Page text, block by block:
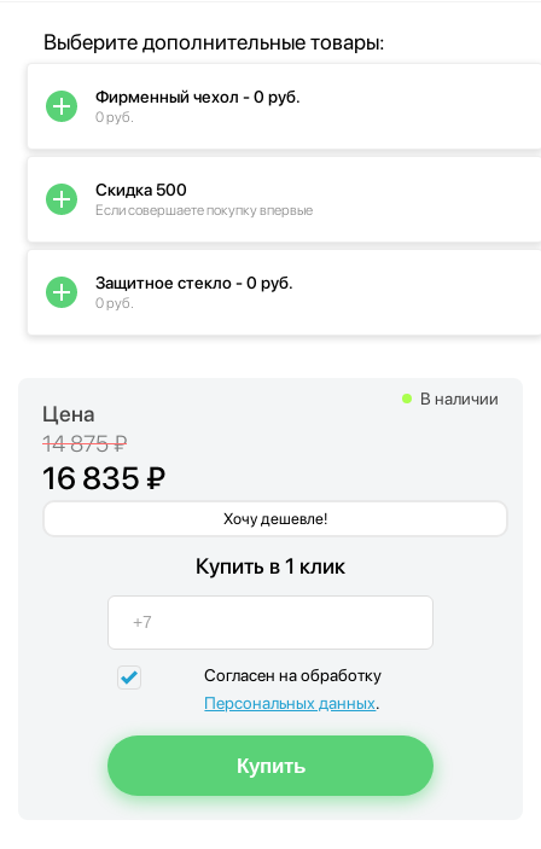
Цена
14 875 ₽
16 835 ₽
Хочу дешевле!
В наличии
Купить в 1 клик
Согласен на обработку
Персональных данных.
Выберите дополнительные товары:
Фирменный чехол - 0 руб.
0 руб.
Скидка 500
Если совершаете покупку впервые
Защитное стекло - 0 руб.
0 руб.